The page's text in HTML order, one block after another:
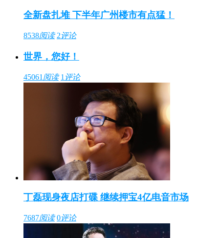
全新盘扎堆 下半年广州楼市有点猛！
8538阅读 2评论
世界，您好！
45061 阅读 1 评论
丁磊现身夜店打碟 继续押宝4亿电音市场
7687阅读 0评论